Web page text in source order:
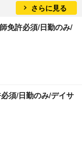
さらに見る
免許必須/日勤のみ/
須/日勤のみ/デイサ